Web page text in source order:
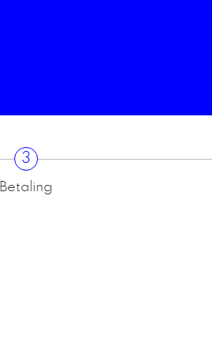
3
Betaling